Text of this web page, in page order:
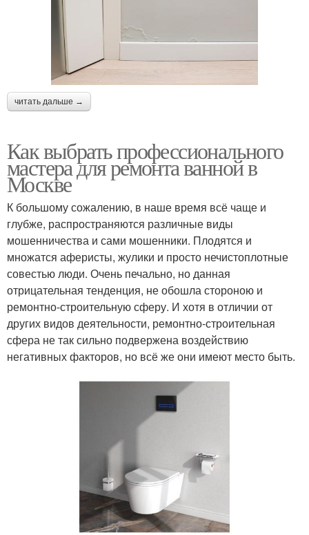
читать дальше →
Как выбрать профессионального
мастера для ремонта ванной в
Москве
К большому сожалению, в наше время всё чаще и
глубже, распространяются различные виды
мошенничества и сами мошенники. Плодятся и
множатся аферисты, жулики и просто нечистоплотные
совестью люди. Очень печально, но данная
отрицательная тенденция, не обошла стороною и
ремонтно-строительную сферу. И хотя в отличии от
других видов деятельности, ремонтно-строительная
сфера не так сильно подвержена воздействию
негативных факторов, но всё же они имеют место быть.